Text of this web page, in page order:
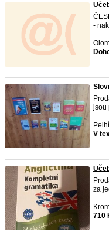
-
jsou
V
za
710